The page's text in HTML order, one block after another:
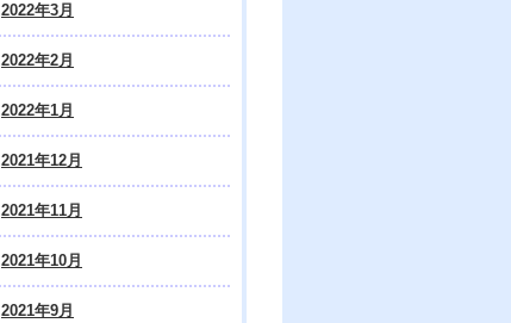
2022年3月
2022年2月
2022年1月
2021年12月
2021年11月
2021年10月
2021年9月